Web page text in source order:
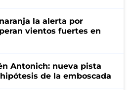
la alerta por
vientos fuertes en
Antonich: nueva pista
de la emboscada